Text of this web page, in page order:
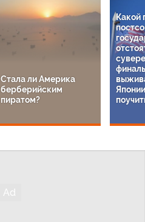
Стала ли Америка
берберийским
пиратом?
Какой